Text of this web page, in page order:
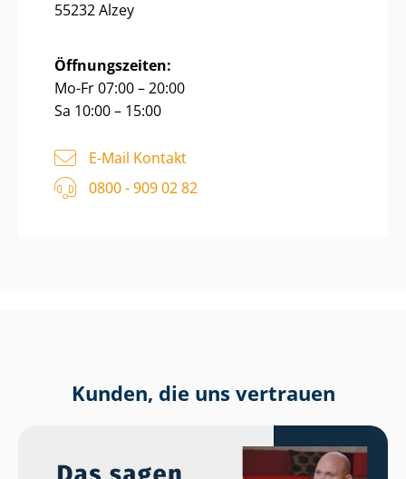
55232 Alzey
Öffnungszeiten:
Mo-Fr 07:00 – 20:00
Sa 10:00 – 15:00
E-Mail Kontakt
0800 - 909 02 82
Kunden, die uns vertrauen